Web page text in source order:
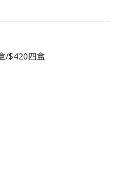
/$420四盒